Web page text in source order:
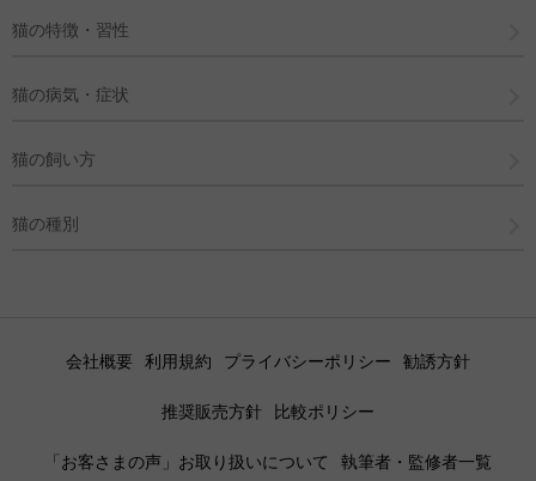
猫の特徴・習性
猫の病気・症状
猫の飼い方
猫の種別
会社概要 利用規約 プライバシーポリシー 勧誘方針
推奨販売方針 比較ポリシー
「お客さまの声」お取り扱いについて 執筆者・監修者一覧